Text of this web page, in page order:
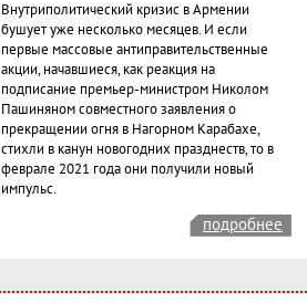
Внутриполитический кризис в Армении
бушует уже несколько месяцев. И если
первые массовые антиправительственные
акции, начавшиеся, как реакция на
подписание премьер-министром Николом
Пашиняном совместного заявления о
прекращении огня в Нагорном Карабахе,
стихли в канун новогодних празднеств, то в
феврале 2021 года они получили новый
импульс.
подробнее